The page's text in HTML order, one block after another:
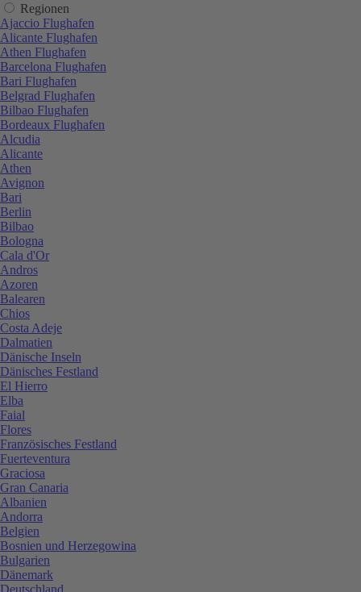
Regionen
Ajaccio Flughafen
Alicante Flughafen
Athen Flughafen
Barcelona Flughafen
Bari Flughafen
Belgrad Flughafen
Bilbao Flughafen
Bordeaux Flughafen
Alcudia
Alicante
Athen
Avignon
Bari
Berlin
Bilbao
Bologna
Cala d'Or
Andros
Azoren
Balearen
Chios
Costa Adeje
Dalmatien
Dänische Inseln
Dänisches Festland
El Hierro
Elba
Faial
Flores
Französisches Festland
Fuerteventura
Graciosa
Gran Canaria
Albanien
Andorra
Belgien
Bosnien und Herzegowina
Bulgarien
Dänemark
Deutschland